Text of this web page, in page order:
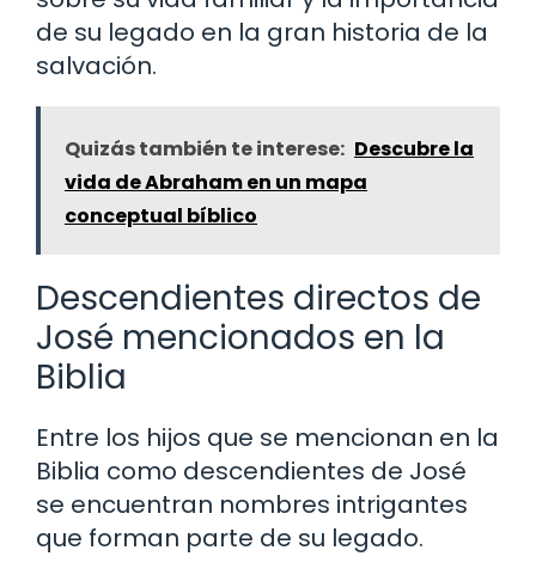
de su legado en la gran historia de la
salvación.
Quizás también te interese: Descubre la
vida de Abraham en un mapa
conceptual bíblico
Descendientes directos de
José mencionados en la
Biblia
Entre los hijos que se mencionan en la
Biblia como descendientes de José
se encuentran nombres intrigantes
que forman parte de su legado.